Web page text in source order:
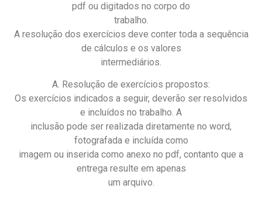
pdf ou digitados no corpo do
trabalho.
A resolução dos exercícios deve conter toda a sequência
de cálculos e os valores
intermediários.
A. Resolução de exercícios propostos:
Os exercícios indicados a seguir, deverão ser resolvidos
e incluídos no trabalho. A
inclusão pode ser realizada diretamente no word,
fotografada e incluída como
imagem ou inserida como anexo no pdf, contanto que a
entrega resulte em apenas
um arquivo.